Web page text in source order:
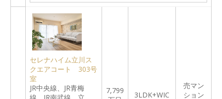
セレナハイム立川ス
クエアコート 303号
室
JR中央線、JR青梅
7,799
3LDK+WIC
売マン
ション